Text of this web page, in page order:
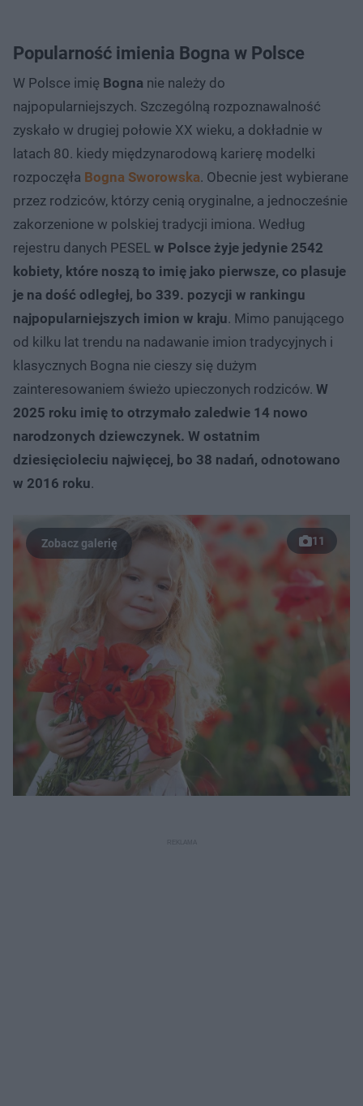
Popularność imienia Bogna w Polsce
W Polsce imię Bogna nie należy do
najpopularniejszych. Szczególną rozpoznawalność
zyskało w drugiej połowie XX wieku, a dokładnie w
latach 80. kiedy międzynarodową karierę modelki
rozpoczęła Bogna Sworowska. Obecnie jest wybierane
przez rodziców, którzy cenią oryginalne, a jednocześnie
zakorzenione w polskiej tradycji imiona. Według
rejestru danych PESEL w Polsce żyje jedynie 2542
kobiety, które noszą to imię jako pierwsze, co plasuje
je na dość odległej, bo 339. pozycji w rankingu
najpopularniejszych imion w kraju. Mimo panującego
od kilku lat trendu na nadawanie imion tradycyjnych i
klasycznych Bogna nie cieszy się dużym
zainteresowaniem świeżo upieczonych rodziców. W
2025 roku imię to otrzymało zaledwie 14 nowo
narodzonych dziewczynek. W ostatnim
dziesięcioleciu najwięcej, bo 38 nadań, odnotowano
w 2016 roku.
11